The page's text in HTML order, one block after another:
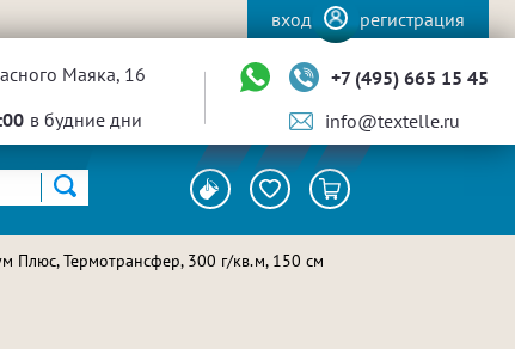
вход регистрация
Маяка, 16
в будние дни
+7 (495) 665 15 45
info@textelle.ru
Плюс, Термотрансфер, 300 г/кв.м, 150 см